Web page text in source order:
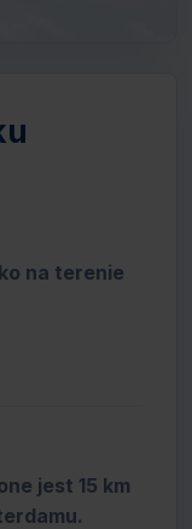
na terenie
jest 15 km